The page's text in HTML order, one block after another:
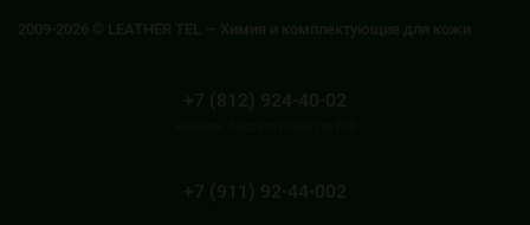
2009-2026 © LEATHER TEL — Химия и комплектующие для кожи
+7 (812) 924-40-02
+7 (911) 92-44-002